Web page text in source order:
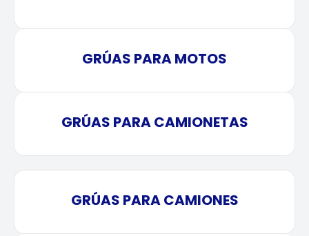
GRÚAS PARA MOTOS
GRÚAS PARA CAMIONETAS
GRÚAS PARA CAMIONES